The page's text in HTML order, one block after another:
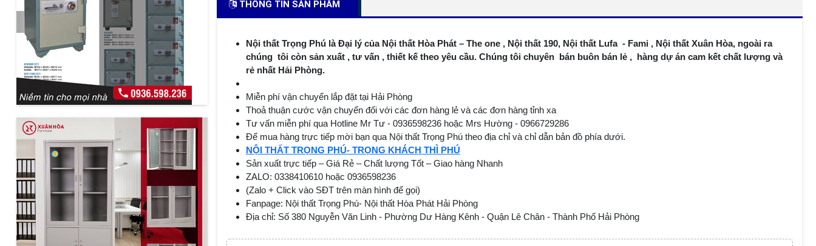
THÔNG TIN SẢN PHẨM
Nội thất Trọng Phú là Đại lý của Nội thất Hòa Phát – The one , Nội thất 190, Nội thất Lufa - Fami , Nội thất Xuân Hòa, ngoài ra
chúng tôi còn sản xuất , tư vấn , thiết kế theo yêu cầu. Chúng tôi chuyên bán buôn bán lẻ , hàng dự án cam kết chất lượng và
rẻ nhất Hải Phòng.
Miễn phí vận chuyển lắp đặt tại Hải Phòng
Thoả thuận cước vận chuyển đối với các đơn hàng lẻ và các đơn hàng tỉnh xa
Tư vấn miễn phí qua Hotline Mr Tư - 0936598236 hoặc Mrs Hường - 0966729286
Để mua hàng trực tiếp mời bạn qua Nội thất Trọng Phú theo địa chỉ và chỉ dẫn bản đồ phía dưới.
NỘI THẤT TRỌNG PHÚ- TRỌNG KHÁCH THÌ PHÚ
Sản xuất trực tiếp – Giá Rẻ – Chất lượng Tốt – Giao hàng Nhanh
ZALO: 0338410610 hoặc 0936598236
(Zalo + Click vào SĐT trên màn hình để gọi)
Fanpage: Nội thất Trọng Phú- Nội thất Hòa Phát Hải Phòng
Địa chỉ: Số 380 Nguyễn Văn Linh - Phường Dư Hàng Kênh - Quận Lê Chân - Thành Phố Hải Phòng